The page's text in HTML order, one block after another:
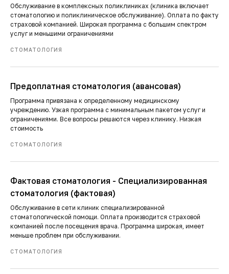
Обслуживание в комплексных поликлиниках (клиника включает
стоматологию и поликлиническое обслуживание). Оплата по факту
страховой компанией. Широкая программа с большим спектром
услуг и меньшими ограничениями
СТОМАТОЛОГИЯ
Предоплатная стоматология (авансовая)
Программа привязана к определенному медицинскому
учреждению. Узкая программа с минимальным пакетом услуг и
ограничениями. Все вопросы решаются через клинику. Низкая
стоимость
СТОМАТОЛОГИЯ
Фактовая стоматология - Специализированная
стоматология (фактовая)
Обслуживание в сети клиник специализированной
стоматологической помощи. Оплата производится страховой
компанией после посещения врача. Программа широкая, имеет
меньше проблем при обслуживании.
СТОМАТОЛОГИЯ